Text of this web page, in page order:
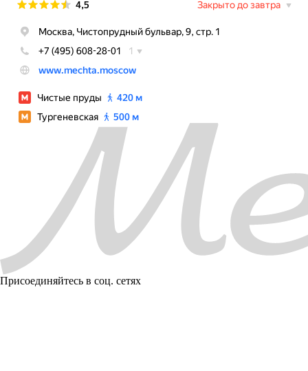
Присоединяйтесь в соц. сетях